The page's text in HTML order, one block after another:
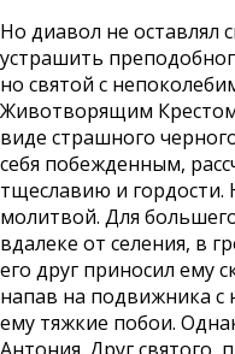
Но диавол не оставлял
устрашить
но святой с
Животворящим
виде страшного
себя побежденным,
тщеславию и гордости.
молитвой. Для
вдалеке от селения, в
его друг приносил ему
напав на подвижника с
ему тяжкие побои.